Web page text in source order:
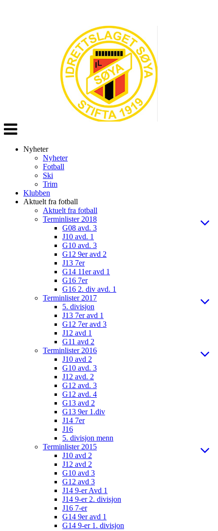
Veksle
navigasjon
Nyheter
Nyheter
Fotball
Ski
Trim
Klubben
Aktuelt fra fotball
Aktuelt fra fotball
Terminlister 2018
G08 avd. 3
J10 avd. 1
G10 avd. 3
G12 9er avd 2
J13 7er
G14 11er avd 1
G16 7er
G16 2. div avd. 1
Terminlister 2017
5. divisjon
J13 7er avd 1
G12 7er avd 3
J12 avd 1
G11 avd 2
Terminlister 2016
J10 avd 2
G10 avd. 3
J12 avd. 2
G12 avd. 3
G12 avd. 4
G13 avd 2
G13 9er 1.div
J14 7er
J16
5. divisjon menn
Terminlister 2015
J10 avd 2
J12 avd 2
G10 avd 3
G12 avd 3
J14 9-er Avd 1
J14 9-er 2. divisjon
J16 7-er
G14 9er avd 1
G14 9-er 1. divisjon